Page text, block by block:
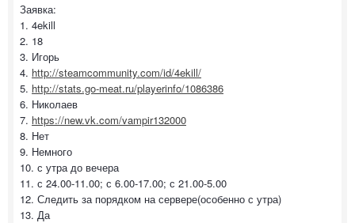
Заявка:
1. 4ekill
2. 18
3. Игорь
4. http://steamcommunity.com/id/4ekill/
5. http://stats.go-meat.ru/playerinfo/1086386
6. Николаев
7. https://new.vk.com/vampir132000
8. Нет
9. Немного
10. с утра до вечера
11. с 24.00-11.00; с 6.00-17.00; с 21.00-5.00
12. Следить за порядком на сервере(особенно с утра)
13. Да